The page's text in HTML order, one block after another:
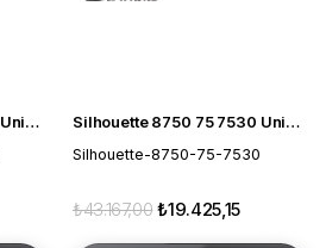
Silhouette 8752 75 7530 Unisex Güneş Gözlüğü Silhouette 8750 75 7530 Unisex Güneş Gözlüğü
Silhouette-8750-75-7530
₺19.425,15
₺43.167,00